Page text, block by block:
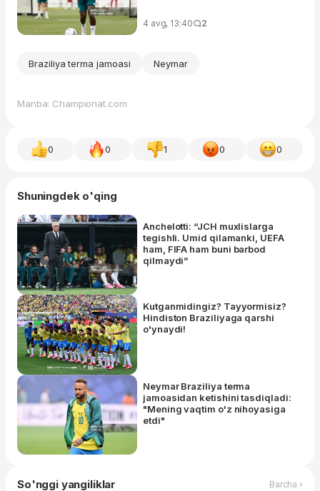
4 avg, 13:40 2
Braziliya terma jamoasi Neymar
Manba: Championat.com
0 0 1 0 0
Shuningdek o'qing
Anchelotti: “JCH muxlislarga
tegishli. Umid qilamanki, UEFA
ham, FIFA ham buni barbod
qilmaydi”
Kutganmidingiz? Tayyormisiz?
Hindiston Braziliyaga qarshi
o'ynaydi!
Neymar Braziliya terma
jamoasidan ketishini tasdiqladi:
"Mening vaqtim o'z nihoyasiga
etdi"
So'nggi yangiliklar Barcha ›